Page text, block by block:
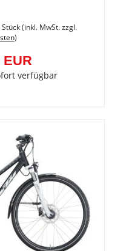
(inkl. MwSt. zzgl.
)
EUR
verfügbar